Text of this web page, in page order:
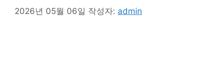
2026년 05월 06일 작성자: admin